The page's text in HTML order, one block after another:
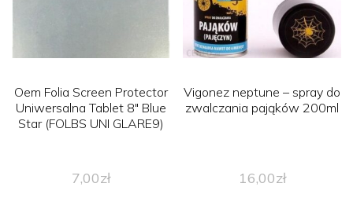
Oem Folia Screen Protector
Uniwersalna Tablet 8″ Blue
Star (FOLBS UNI GLARE9)
7,00zł
Vigonez neptune – spray do
zwalczania pająków 200ml
16,00zł